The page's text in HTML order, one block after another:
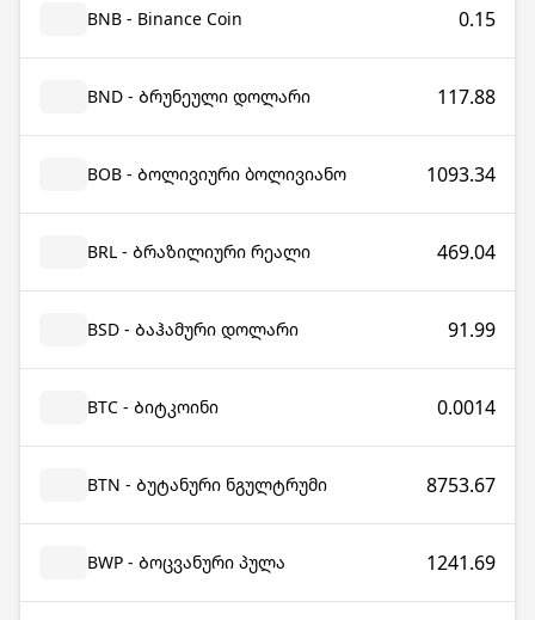
BNB - Binance Coin 0.15
BND - Ბრუნეული დოლარი 117.88
BOB - Ბოლივიური ბოლივიანო 1093.34
BRL - Ბრაზილიური რეალი 469.04
BSD - Ბაჰამური დოლარი 91.99
BTC - Ბიტკოინი 0.0014
BTN - Ბუტანური ნგულტრუმი 8753.67
BWP - Ბოცვანური პულა 1241.69